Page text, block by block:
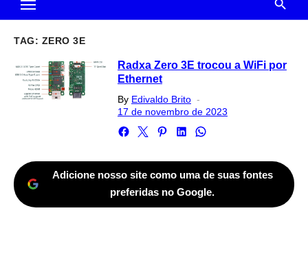
TAG: ZERO 3E
Radxa Zero 3E trocou a WiFi por
Ethernet
By Edivaldo Brito
on
17 de novembro de 2023
Adicione nosso site como uma de suas fontes
preferidas no Google.